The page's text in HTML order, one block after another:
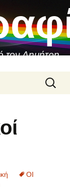
τον Δημήτρη
Search
for:
ΟΙ